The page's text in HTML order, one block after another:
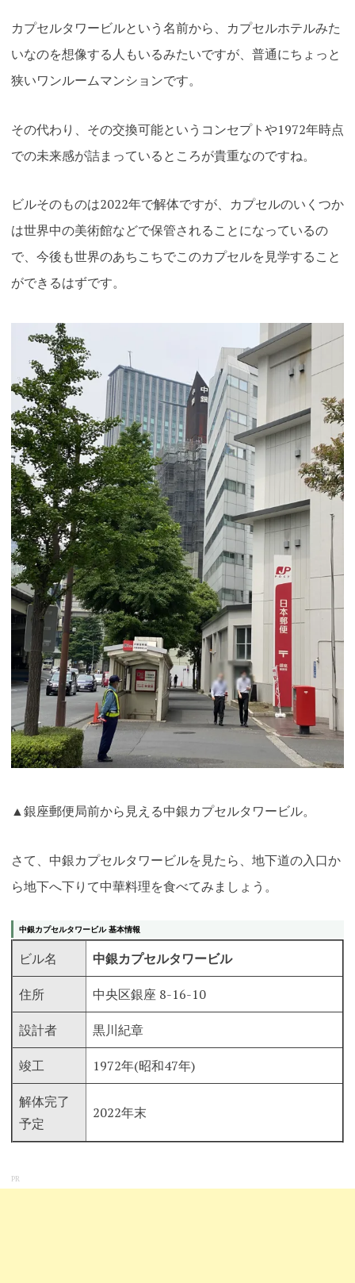
カプセルタワービルという名前から、カプセルホテルみた
いなのを想像する人もいるみたいですが、普通にちょっと
狭いワンルームマンションです。
その代わり、その交換可能というコンセプトや1972年時点
での未来感が詰まっているところが貴重なのですね。
ビルそのものは2022年で解体ですが、カプセルのいくつか
は世界中の美術館などで保管されることになっているの
で、今後も世界のあちこちでこのカプセルを見学すること
ができるはずです。
▲銀座郵便局前から見える中銀カプセルタワービル。
さて、中銀カプセルタワービルを見たら、地下道の入口か
ら地下へ下りて中華料理を食べてみましょう。
中銀カプセルタワービル 基本情報
ビル名 中銀カプセルタワービル
住所 中央区銀座 8-16-10
設計者 黒川紀章
竣工 1972年(昭和47年)
解体完了
予定
2022年末
PR